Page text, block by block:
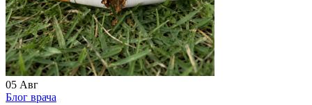
05 Авг
Блог врача